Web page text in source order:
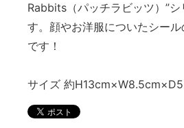
Rabbits（パッチラビッツ）”
す。顔やお洋服についたシー
です！
サイズ 約